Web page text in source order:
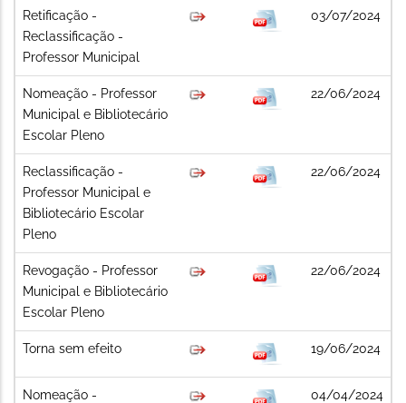
Retificação -
Reclassificação -
Professor Municipal
03/07/2024
Nomeação - Professor
Municipal e Bibliotecário
Escolar Pleno
22/06/2024
Reclassificação -
Professor Municipal e
Bibliotecário Escolar
Pleno
22/06/2024
Revogação - Professor
Municipal e Bibliotecário
Escolar Pleno
22/06/2024
Torna sem efeito 19/06/2024
Nomeação -
04/04/2024